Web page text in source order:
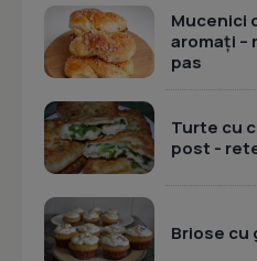
Mucenici
aromați –
pas
Turte cu
post -
Briose cu